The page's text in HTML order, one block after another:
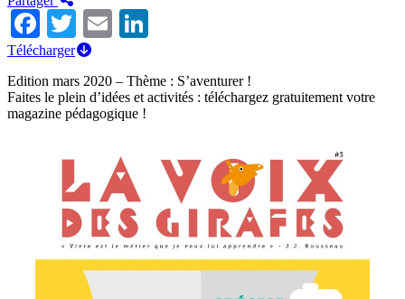
Facebook
TwitterEmail
Télécharger
Edition mars 2020 – Thème : S’aventurer !
Faites le plein d’idées et activités : téléchargez gratuitement votre
magazine pédagogique !